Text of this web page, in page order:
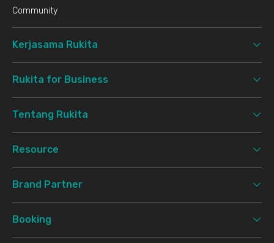
Community
Kerjasama Rukita
Rukita for Business
Tentang Rukita
Resource
Brand Partner
Booking